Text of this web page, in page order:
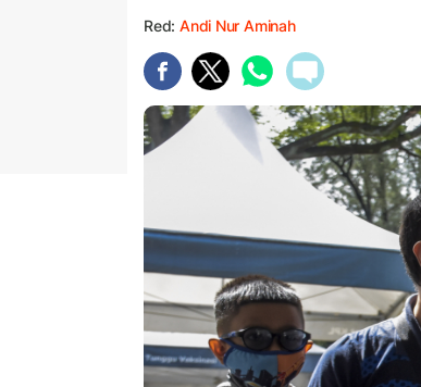
Red: Andi Nur Aminah